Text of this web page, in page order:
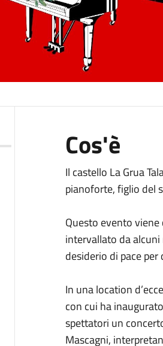
Cos'è
Il castello La Grua
pianoforte, figlio del
Questo evento
intervallato da alcuni
desiderio di pace
In una location
con cui ha
spettatori un
Mascagni,